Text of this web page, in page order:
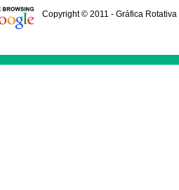
Copyright © 2011 - Gráfica